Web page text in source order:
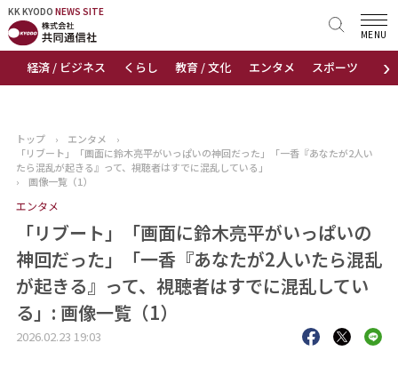
KK KYODO NEWS SITE
›
経済 / ビジネス くらし 教育 / 文化 エンタメ スポーツ 地域
MENU
KK KYODONEWS SITE
トップページ
ニュース
おすすめコンテンツ
出版物
会社概要
トップ › エンタメ
›
「リブート」「画面に鈴木亮平がいっぱいの神回だった」「一香『あなたが2人い
たら混乱が起きる』って、視聴者はすでに混乱している」
›
画像一覧（1）
エンタメ
「リブート」「画面に鈴木亮平がいっぱいの
神回だった」「一香『あなたが2人いたら混乱
が起きる』って、視聴者はすでに混乱してい
る」: 画像一覧（1）
2026.02.23 19:03